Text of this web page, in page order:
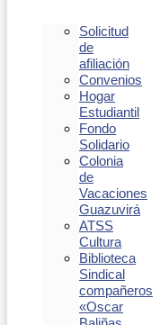
Solicitud
de
afiliación
Convenios
Hogar
Estudiantil
Fondo
Solidario
Colonia
de
Vacaciones
Guazuvirá
ATSS
Cultura
Biblioteca
Sindical
compañeros
«Oscar